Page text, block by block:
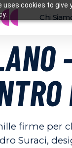
uses cookies to give
Chi
firme per
Suraci,